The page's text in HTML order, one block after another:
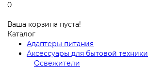
0
Ваша корзина пуста!
Каталог
Адаптеры питания
Аксессуары для бытовой техники
Освежители